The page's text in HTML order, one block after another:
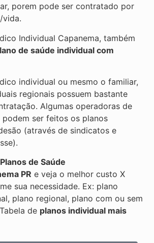
porem pode ser contratado por
vida.
Individual Capanema, também
de saúde individual com
individual ou mesmo o familiar,
regionais possuem bastante
Algumas operadoras de
podem ser feitos os planos
(através de sindicatos e
de Saúde
PR e veja o melhor custo X
sua necessidade. Ex: plano
plano regional, plano com ou sem
de planos individual mais